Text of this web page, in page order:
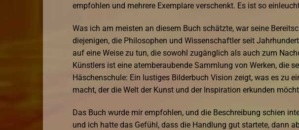
empfohlen und mehrere Exemplare verschenkt. Es ist so
Was ich am meisten an diesem Buch schätzte, war seine
diejenigen, die Philosophen und Wissenschaftler seit
auf eine Weise zu tun, die sowohl zugänglich als auch zum
Künstlers ist eine atemberaubende Sammlung von Werken, die
Häschenschule: Ein lustiges Bilderbuch Vision zeigt, was es zu
macht, der die Welt der Kunst und der Inspiration erkunden
Das Buch wurde mir empfohlen, und die Beschreibung schien
und ich hatte das Gefühl, dass die Handlung gut startete, dann